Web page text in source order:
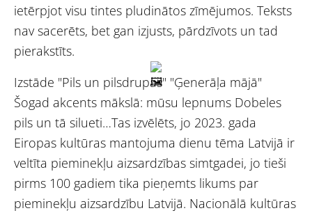
ietērpjot visu tintes pludinātos zīmējumos. Teksts
nav sacerēts, bet gan izjusts, pārdzīvots un tad
pierakstīts.
Izstāde "Pils un pilsdrupas" "Ģenerāļa mājā"
Šogad akcents mākslā: mūsu lepnums Dobeles
pils un tā silueti…Tas izvēlēts, jo 2023. gada
Eiropas kultūras mantojuma dienu tēma Latvijā ir
veltīta pieminekļu aizsardzības simtgadei, jo tieši
pirms 100 gadiem tika pieņemts likums par
pieminekļu aizsardzību Latvijā. Nacionālā kultūras